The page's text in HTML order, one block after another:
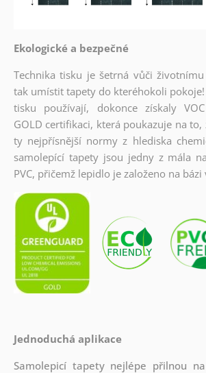
Ekologické a bezpečné
Technika tisku je šetrná vůči
tak umístit tapety do kteréhokoli
tisku používají, dokonce získaly VOC
GOLD certifikaci, která poukazuje na to,
ty nejpřísnější normy z hlediska
samolepící tapety jsou jedny z mála
PVC, přičemž lepidlo je založeno na bázi
Jednoduchá aplikace
Samolepicí tapety nejlépe přilnou